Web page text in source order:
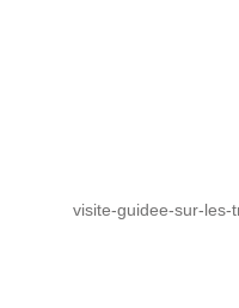
visite-guidee-sur-les-